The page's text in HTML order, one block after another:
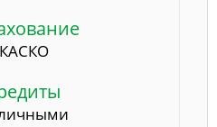
КАСКО